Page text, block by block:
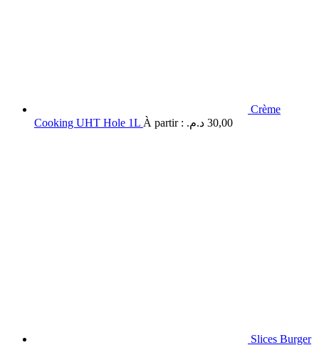
Crème
Cooking UHT Hole 1L À partir : 30,00 د.م.
Slices Burger